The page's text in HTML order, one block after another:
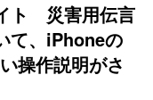
ト
災害用伝言
て、iPhoneの
操作説明がさ